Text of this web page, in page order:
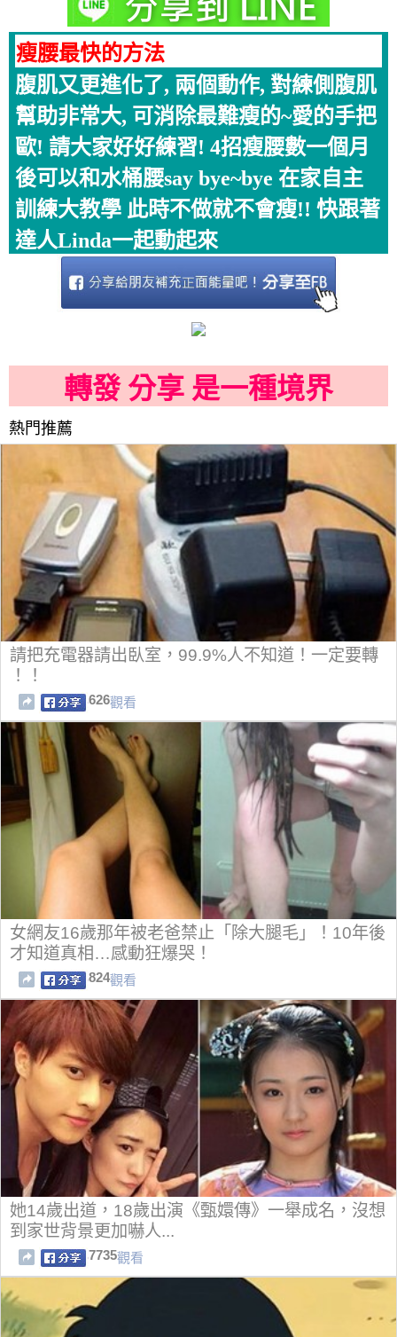
瘦腰最快的方法
腹肌又更進化了, 兩個動作, 對練側腹肌
幫助非常大, 可消除最難瘦的~愛的手把
歐! 請大家好好練習! 4招瘦腰數一個月
後可以和水桶腰say bye~bye 在家自主
訓練大教學 此時不做就不會瘦!! 快跟著
達人Linda一起動起來
轉發 分享 是一種境界
熱門推薦
請把充電器請出臥室，99.9%人不知道！一定要轉
！！
626觀看
女網友16歲那年被老爸禁止「除大腿毛」！10年後
才知道真相…感動狂爆哭！
824觀看
她14歲出道，18歲出演《甄嬛傳》一舉成名，沒想
到家世背景更加嚇人...
7735觀看